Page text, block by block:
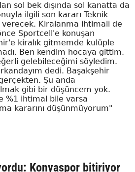
sol bek dışında sol kanatta da
ilgili son kararı Teknik
Kiralanma ihtimali de
Sportcell'e konuşan
kiralık gitmemde kulüple
Ben kendim hocaya gittim.
gelebileceğimi söyledim.
dedi. Başakşehir
Şu anda
gibi bir düşüncem yok.
%1 ihtimal bile varsa
kararını düşünmüyorum"
Konyaspor bitiriyor